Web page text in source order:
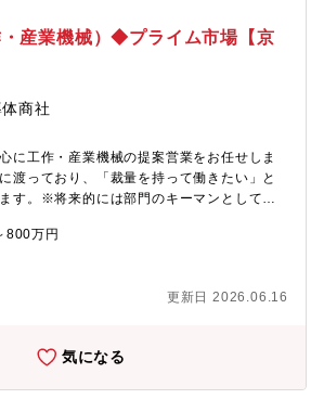
国際関連業務、市場関係業務、各種ソリュ
業承継、M＆A、ビジネスマッチング等）な
進むキャリアステップがございます。
・産業機械）◆プライム市場【京
商社
に工作・産業機械の提案営業をお任せしま
渡っており、「裁量を持って働きたい」と
す。※将来的には部門のキーマンとして、
背景】工作・産業機械の販売強化の為、即
ます。【組織構成】機電システム本部 産業
10名（うち3名は事務職）【担当について】
業全般、半導体関連企業■仕入先（サプライ
に50社前後の客先を担当してもらう予定で
800万円
更新日 2026.06.16
気になる